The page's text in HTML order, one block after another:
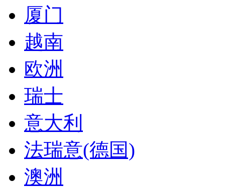
厦门
越南
欧洲
瑞士
意大利
法瑞意(德国)
澳洲